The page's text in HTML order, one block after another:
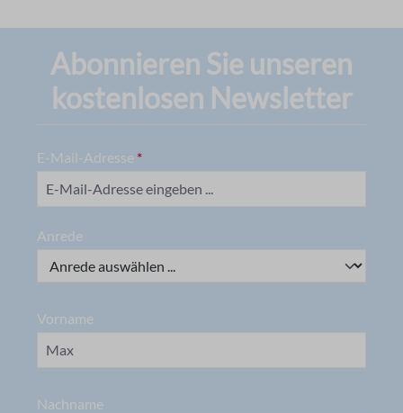
Abonnieren Sie unseren
kostenlosen Newsletter
E-Mail-Adresse *
Anrede
Vorname
Nachname